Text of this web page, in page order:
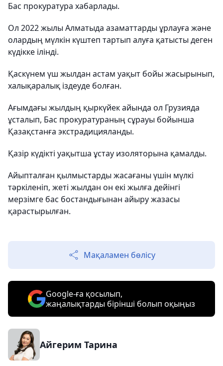
Бас прокуратура хабарлады.
Ол 2022 жылы Алматыда азаматтарды ұрлауға және
олардың мүлкін күштеп тартып алуға қатысты деген
күдікке ілінді.
Қаскүнем үш жылдан астам уақыт бойы жасырынып,
халықаралық іздеуде болған.
Ағымдағы жылдың қыркүйек айында ол Грузияда
ұсталып, Бас прокуратураның сұрауы бойынша
Қазақстанға экстрадицияланды.
Қазір күдікті уақытша ұстау изоляторына қамалды.
Айыпталған қылмыстарды жасағаны үшін мүлкі
тәркіленіп, жеті жылдан он екі жылға дейінгі
мерзімге бас бостандығынан айыру жазасы
қарастырылған.
Мақаламен бөлісу
Google-ға қосылып,
жаңалықтарды бірінші болып оқыңыз
Айгерим Тарина